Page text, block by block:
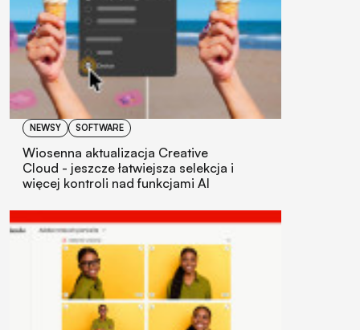
NEWSY SOFTWARE
Wiosenna aktualizacja Creative
Cloud - jeszcze łatwiejsza selekcja i
więcej kontroli nad funkcjami AI